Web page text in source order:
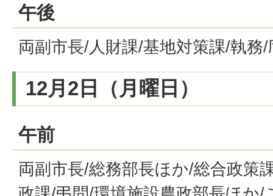
午後
両副市長/人財課/基地対策課/執務
12月2日（月曜日）
午前
両副市長/総務部長ほか/総合政策